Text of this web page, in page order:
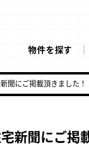
物件を探す
にご掲載頂きました！
聞にご掲